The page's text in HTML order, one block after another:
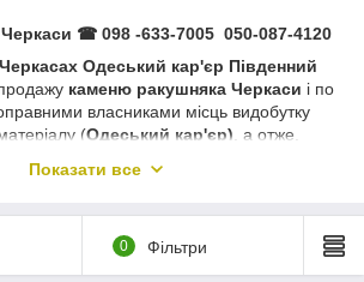
Черкаси ☎ 098 -633-7005 050-087-4120
Черкасах Одеський кар'єр Південний
каменю ракушняка Черкаси і по
власниками місць видобутку
(Одеський кар'єр) , а отже,
від випилювання штучного каменю з
ресурсами –
спеціалізованими
, вантажопідйомними
Показати все
0 Фільтри